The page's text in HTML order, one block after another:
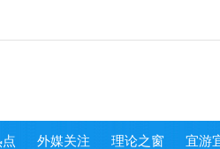
外媒关注 理论之窗 宜游